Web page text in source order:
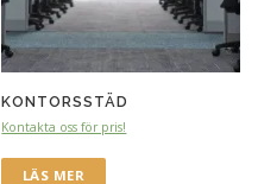
KONTORSSTÄD
Kontakta oss för pris!
LÄS MER